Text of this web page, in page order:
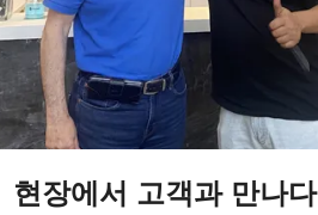
현장에서 고객과 만나다